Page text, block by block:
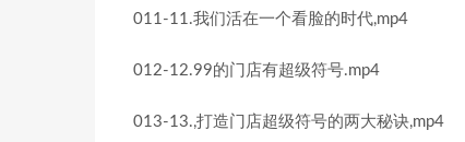
011-11.我们活在一个看脸的时代,mp4
012-12.99的门店有超级符号.mp4
013-13.,打造门店超级符号的两大秘诀,mp4